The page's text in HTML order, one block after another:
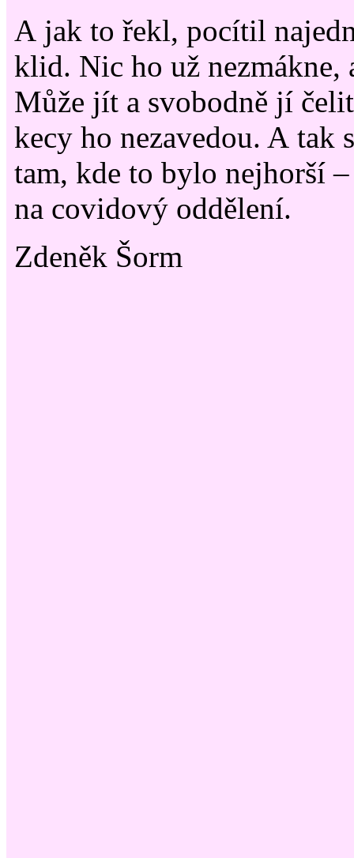
A jak to řekl, pocítil
klid. Nic ho už nezmákne,
Může jít a svobodně jí
kecy ho nezavedou. A tak
tam, kde to bylo nejhorší
na covidový oddělení.
Zdeněk Šorm